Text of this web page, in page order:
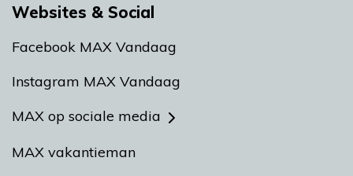
Websites & Social
Facebook MAX Vandaag
Instagram MAX Vandaag
MAX op sociale media
MAX vakantieman